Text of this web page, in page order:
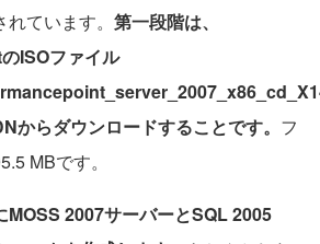
ています。 第一段階は、
ISOファイル
からダウンロードすることです。 フ
MBです。
MOSS 2007サーバーとSQL 2005